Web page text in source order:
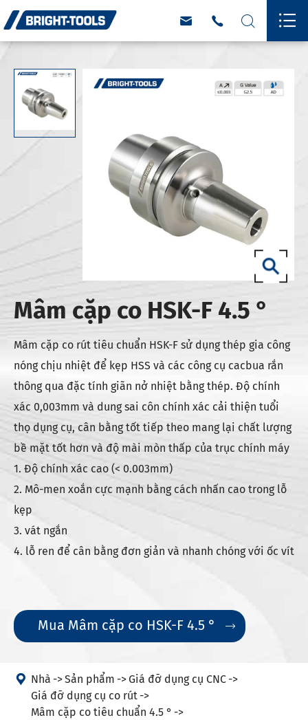
   
Mâm cặp co HSK-F 4.5 °
Mâm cặp co rút tiêu chuẩn HSK-F sử dụng thép gia công
nóng chịu nhiệt để kẹp HSS và các công cụ cacbua rắn
thông qua đặc tính giãn nở nhiệt bằng thép. Độ chính
xác 0,003mm và dung sai côn chính xác cải thiện tuổi
thọ dụng cụ, cân bằng tốt tiếp theo mang lại chất lượng
bề mặt tốt hơn và độ mài mòn thấp của trục chính máy
1. Độ chính xác cao (< 0.003mm)
2. Mô-men xoắn cực mạnh bằng cách nhấn cao trong lỗ
kẹp
3. vát ngắn
4. lỗ ren để cân bằng đơn giản và nhanh chóng với ốc vít
Mua Mâm cặp co HSK-F 4.5 ° 
 Nhà Sản phẩm
Giá đỡ dụng cụ CNC
Giá đỡ dụng cụ co rút
Mâm cặp co tiêu chuẩn 4.5 °